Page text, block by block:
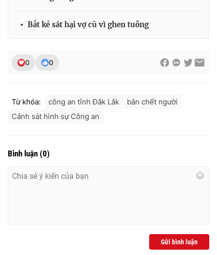
toasoan@vtv.vn
thuận bằng văn bản. Ghi rõ nguồn VTV.vn khi phát hành lại
Bắt kẻ sát hại vợ cũ vì ghen tuông
0 0
Từ khóa: công an tỉnh Đắk Lắk
bắn chết người
Cảnh sát hình sự Công an
Bình luận (0)
Gửi bình luận